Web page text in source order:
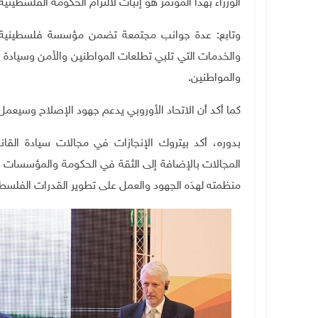
الوزراء بهذا المؤتمر هو إثبات لالتزام الحكومة
وتابع: عدة جوانب مجتمعة تضمن مؤسسة فلسطينية
والخدمات التي تلبي تطلعات المواطنين والأمن
والمواطنين.
كما أكد أن الاتحاد الأوروبي يدعم جهود الإصلاح
بدوره، أكد بيتروك الإنجازات في مجالات سيادة
المجالات بالإضافة إلى الثقة في الحكومة والمؤسسات
منظمته لهذه الجهود والعمل على تطوير القدرات